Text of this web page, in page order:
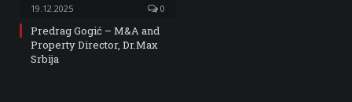
19.12.2025 0
Predrag Gogić – M&A and
Property Director, Dr.Max
Srbija